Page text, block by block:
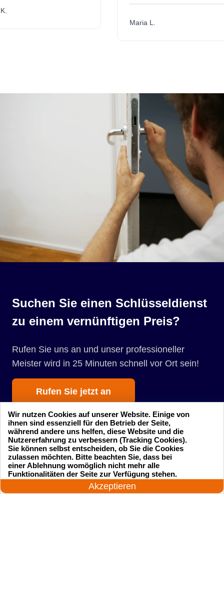
Maria L.
Suchen Sie einen Schlüsseldienst
zu einem vernünftigen Preis?
Rufen Sie uns an und unser professioneller
Meister wird in 25 Minuten schnell vor Ort sein!
Rufen Sie jetzt an
Startseite Einsatzgebiete
Preise
24 Stunden am Tag
Akzeptieren
Wir nutzen Cookies auf unserer Website. Einige von
ihnen sind essenziell für den Betrieb der Seite,
während andere uns helfen, diese Website und die
Nutzererfahrung zu verbessern (Tracking Cookies).
Sie können selbst entscheiden, ob Sie die Cookies
zulassen möchten. Bitte beachten Sie, dass bei
einer Ablehnung womöglich nicht mehr alle
Funktionalitäten der Seite zur Verfügung stehen.